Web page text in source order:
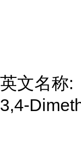
英文名称:
3,4-